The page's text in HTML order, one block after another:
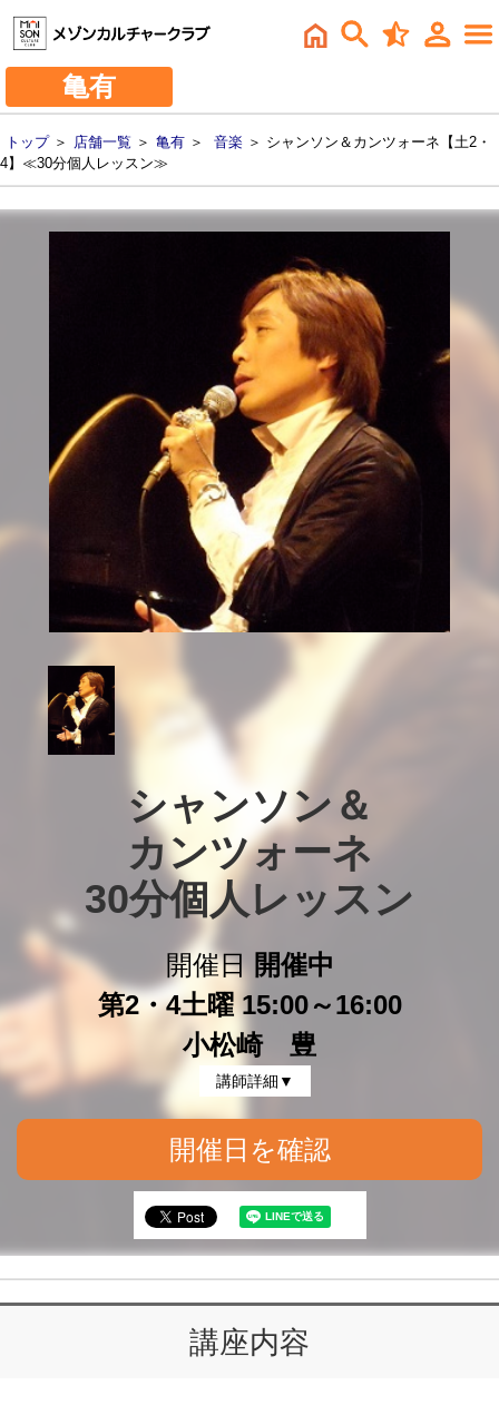
亀有
トップ＞ 店舗一覧 ＞ 亀有 ＞ 音楽 ＞ シャンソン＆カンツォーネ【土2・
4】≪30分個人レッスン≫
シャンソン＆
カンツォーネ
30分個人レッスン
開催日 開催中
第2・4土曜 15:00～16:00
小松崎 豊
講師詳細▼
開催日を確認
講座内容